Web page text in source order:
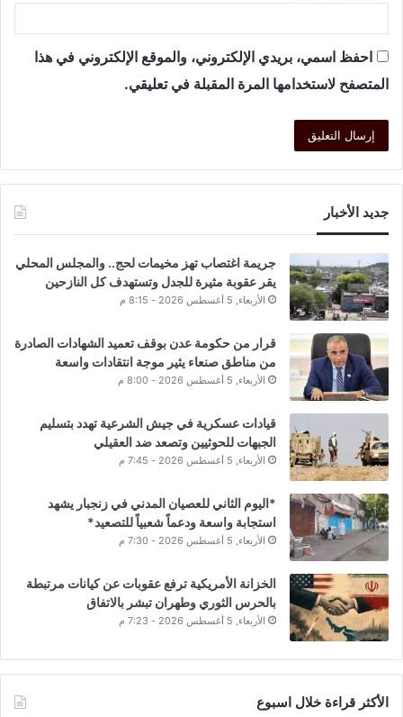
احفظ اسمي، بريدي الإلكتروني، والموقع الإلكتروني في هذا
المتصفح لاستخدامها المرة المقبلة في تعليقي.
جديد الأخبار
جريمة اغتصاب تهز مخيمات لحج.. والمجلس المحلي
يقر عقوبة مثيرة للجدل وتستهدف كل النازحين
الأربعاء, 5 أغسطس 2026 - 8:15 م
قرار من حكومة عدن بوقف تعميد الشهادات الصادرة
من مناطق صنعاء يثير موجة انتقادات واسعة
الأربعاء, 5 أغسطس 2026 - 8:00 م
قيادات عسكرية في جيش الشرعية تهدد بتسليم
الجبهات للحوثيين وتصعد ضد العقيلي
الأربعاء, 5 أغسطس 2026 - 7:45 م
*اليوم الثاني للعصيان المدني في زنجبار يشهد
استجابة واسعة ودعماً شعبياً للتصعيد*
الأربعاء, 5 أغسطس 2026 - 7:30 م
الخزانة الأمريكية ترفع عقوبات عن كيانات مرتبطة
بالحرس الثوري وطهران تبشر بالاتفاق
الأربعاء, 5 أغسطس 2026 - 7:23 م
الأكثر قراءة خلال اسبوع